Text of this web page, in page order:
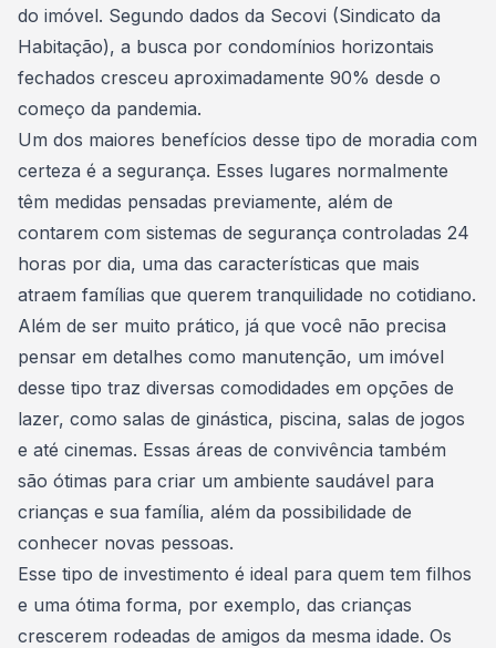
do imóvel. Segundo dados da Secovi (Sindicato da
Habitação), a busca por condomínios horizontais
fechados cresceu aproximadamente 90% desde o
começo da pandemia.
Um dos maiores benefícios desse tipo de moradia com
certeza é a segurança. Esses lugares normalmente
têm medidas pensadas previamente, além de
contarem com sistemas de segurança controladas 24
horas por dia, uma das características que mais
atraem famílias que querem tranquilidade no cotidiano.
Além de ser muito prático, já que você não precisa
pensar em detalhes como manutenção, um imóvel
desse tipo traz diversas comodidades em opções de
lazer, como salas de ginástica, piscina, salas de jogos
e até cinemas. Essas áreas de convivência também
são ótimas para criar um ambiente saudável para
crianças e sua família, além da possibilidade de
conhecer novas pessoas.
Esse tipo de investimento é ideal para quem tem filhos
e uma ótima forma, por exemplo, das crianças
crescerem rodeadas de amigos da mesma idade. Os